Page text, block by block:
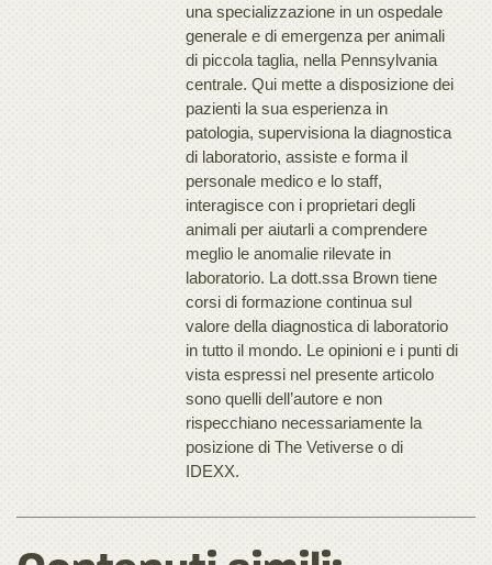
una specializzazione in un ospedale
generale e di emergenza per animali
di piccola taglia, nella Pennsylvania
centrale. Qui mette a disposizione dei
pazienti la sua esperienza in
patologia, supervisiona la diagnostica
di laboratorio, assiste e forma il
personale medico e lo staff,
interagisce con i proprietari degli
animali per aiutarli a comprendere
meglio le anomalie rilevate in
laboratorio. La dott.ssa Brown tiene
corsi di formazione continua sul
valore della diagnostica di laboratorio
in tutto il mondo. Le opinioni e i punti di
vista espressi nel presente articolo
sono quelli dell’autore e non
rispecchiano necessariamente la
posizione di The Vetiverse o di
IDEXX.